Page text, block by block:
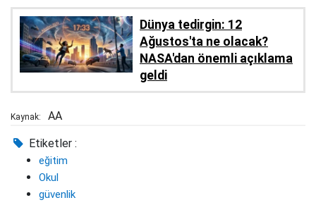
Dünya tedirgin: 12
Ağustos'ta ne olacak?
NASA'dan önemli açıklama
geldi
Kaynak: AA
Etiketler :
eğitim
Okul
güvenlik